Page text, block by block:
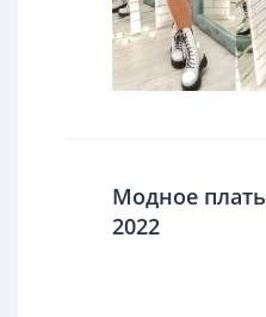
Модное
2022